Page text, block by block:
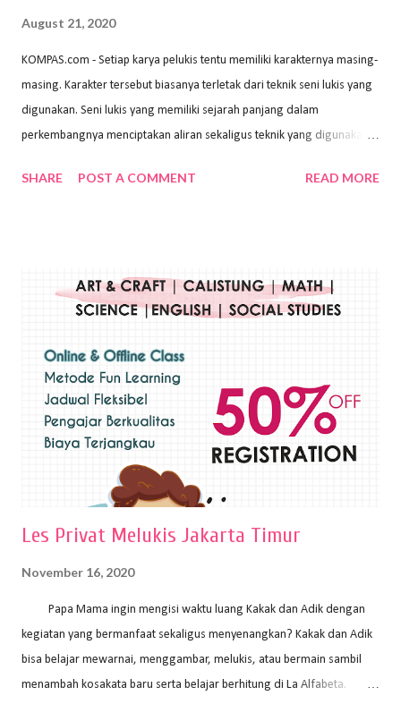
August 21, 2020
KOMPAS.com - Setiap karya pelukis tentu memiliki karakternya masing-
masing. Karakter tersebut biasanya terletak dari teknik seni lukis yang
digunakan. Seni lukis yang memiliki sejarah panjang dalam
perkembangnya menciptakan aliran sekaligus teknik yang digunakan.
Wayan Kun Adnyana, teknik yang berbeda tentunya akan
menggunakan bahan dasar cat air, cat akrilik, atau cat minyak dengan
sapuan warna cat yang tebal. Dengan memberikan sapuan warna
pelukis untuk menghasilkan lukisan yang mempesona dan tentunya
bernilai tinggi. Ciri teknik plakat Ciri-ciri teknik plakat, yaitu: Sapuan
warna yang kental dan tebal. Hasil lukisan menutupi seluruh bagian
medianya Mem...
SHARE POST A COMMENT READ MORE
Les Privat Melukis Jakarta Timur
November 16, 2020
Papa Mama ingin mengisi waktu luang Kakak dan Adik dengan
kegiatan yang bermanfaat sekaligus menyenangkan? Kakak dan Adik
bisa belajar mewarnai, menggambar, melukis, atau bermain sambil
menambah kosakata baru serta belajar berhitung di La Alfabeta.